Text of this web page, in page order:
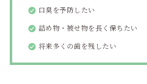
口臭を予防したい
詰め物・被せ物を長く保ちたい
将来多くの歯を残したい